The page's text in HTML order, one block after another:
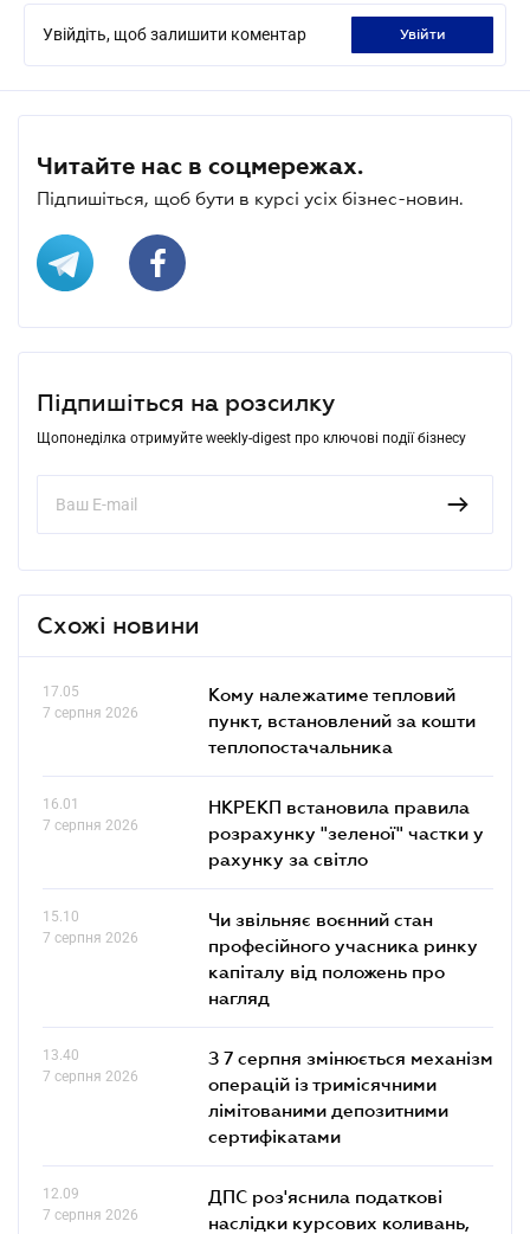
Увійдіть, щоб залишити коментар увійти
Читайте нас в соцмережах.
Підпишіться, щоб бути в курсі усіх бізнес-новин.
Підпишіться на розсилку
Щопонеділка отримуйте weekly-digest про ключові події бізнесу
Схожі новини
17.05
7 серпня 2026
Кому належатиме тепловий
пункт, встановлений за кошти
теплопостачальника
16.01
7 серпня 2026
НКРЕКП встановила правила
розрахунку "зеленої" частки у
рахунку за світло
15.10
7 серпня 2026
Чи звільняє воєнний стан
професійного учасника ринку
капіталу від положень про
нагляд
13.40
7 серпня 2026
З 7 серпня змінюється механізм
операцій із тримісячними
лімітованими депозитними
сертифікатами
12.09
7 серпня 2026
ДПС роз'яснила податкові
наслідки курсових коливань,